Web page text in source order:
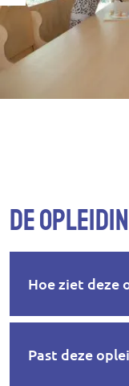
De
Hoe ziet deze
Past deze